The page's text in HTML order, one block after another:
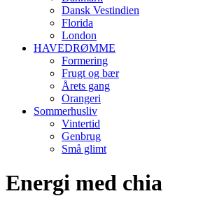
Dansk Vestindien
Florida
London
HAVEDRØMME
Formering
Frugt og bær
Årets gang
Orangeri
Sommerhusliv
Vintertid
Genbrug
Små glimt
Energi med chia